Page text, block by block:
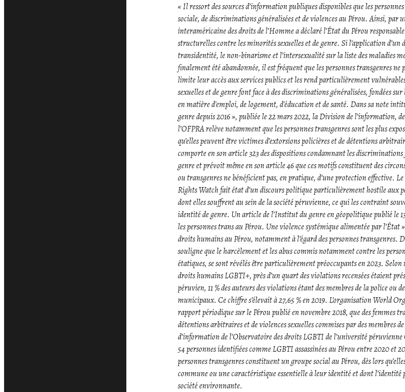
« Il ressort des sources d’information publiques disponibles que les
sociale, de discriminations généralisées et de violences au Pérou. Ainsi, par
interaméricaine des droits de l’Homme a déclaré l’État du Pérou
structurelles contre les minorités sexuelles et de genre. Si l’application
transidentité, le non-binarisme et l’intersexualité sur la liste des maladies
finalement été abandonnée, il est fréquent que les personnes transgenres ne
limite leur accès aux services publics et les rend particulièrement
sexuelles et de genre font face à des discriminations généralisées, fondées
en matière d'emploi, de logement, d'éducation et de santé. Dans sa note
genre depuis 2016 », publiée le 22 mars 2022, la Division de l’information,
l’OFPRA relève notamment que les personnes transgenres sont les plus
qu’elles peuvent être victimes d’extorsions policières et de détentions
comporte en son article 323 des dispositions condamnant les
genre et prévoit même en son article 46 que ces motifs constituent des
ou transgenres ne bénéficient pas, en pratique, d’une protection effective.
Rights Watch fait état d’un discours politique particulièrement hostile aux
dont elles souffrent au sein de la société péruvienne, ce qui les contraint
identité de genre. Un article de l’Institut du genre en géopolitique publié le
les personnes trans au Pérou. Une violence systémique alimentée par
droits humains au Pérou, notamment à l’égard des personnes transgenres.
souligne que le harcèlement et les abus commis notamment contre les
étatiques, se sont révélés être particulièrement préoccupants en 2023. Selon
droits humains LGBTI+, près d’un quart des violations recensées étaient
péruvien, 11 % des auteurs des violations étant des membres de la police ou
municipaux. Ce chiffre s’élevait à 27,65 % en 2019. L’organisation World
rapport périodique sur le Pérou publié en novembre 2018, que des femmes
détentions arbitraires et de violences sexuelles commises par des membres
d’information de l’Observatoire des droits LGBTI de l’université
54 personnes identifiées comme LGBTI assassinées au Pérou entre 2020 et
personnes transgenres constituent un groupe social au Pérou, dès lors
commune ou une caractéristique essentielle à leur identité et dont
société environnante.